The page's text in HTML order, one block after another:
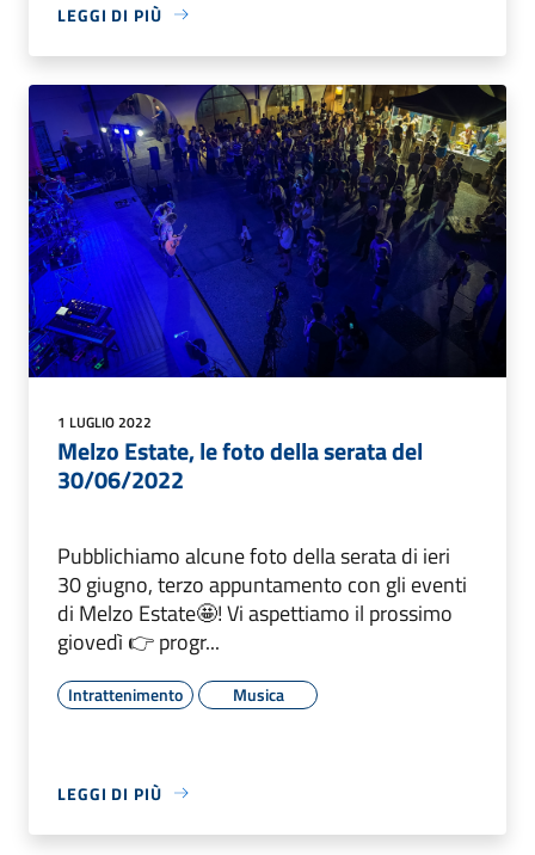
LEGGI DI PIÙ
1 LUGLIO 2022
Melzo Estate, le foto della serata del
30/06/2022
Pubblichiamo alcune foto della serata di ieri
30 giugno, terzo appuntamento con gli eventi
di Melzo Estate🤩! Vi aspettiamo il prossimo
giovedì 👉 progr...
Intrattenimento Musica
LEGGI DI PIÙ